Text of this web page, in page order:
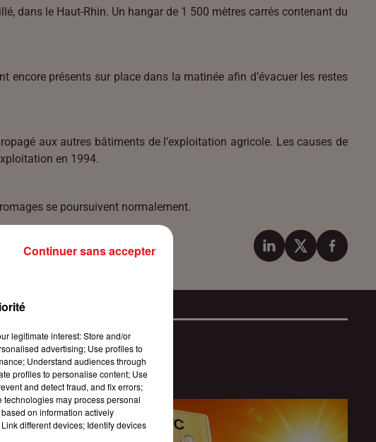
dans le Haut-Rhin. Un hangar de 1 500 mètres carrés contenant du
présents sur place dans la matinée afin d’évacuer les restes
aux autres bâtiments de l’exploitation agricole. Les causes de
en 1994.
se poursuivent normalement.
legitimate interest: Store and/or
advertising; Use profiles to
Understand audiences through
profiles to personalise content; Use
and detect fraud, and fix errors;
may process personal
on information actively
different devices; Identify devices
Continuer sans accepter